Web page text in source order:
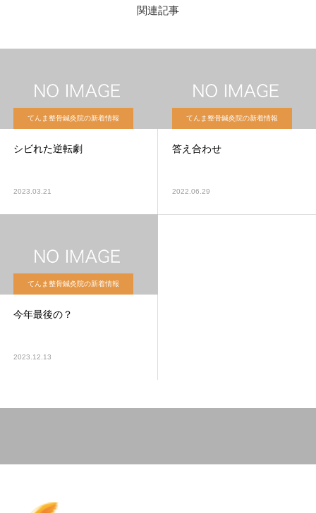
関連記事
てんま整骨鍼灸院の新着情報
シビれた逆転劇
2023.03.21
てんま整骨鍼灸院の新着情報
答え合わせ
2022.06.29
てんま整骨鍼灸院の新着情報
今年最後の？
2023.12.13